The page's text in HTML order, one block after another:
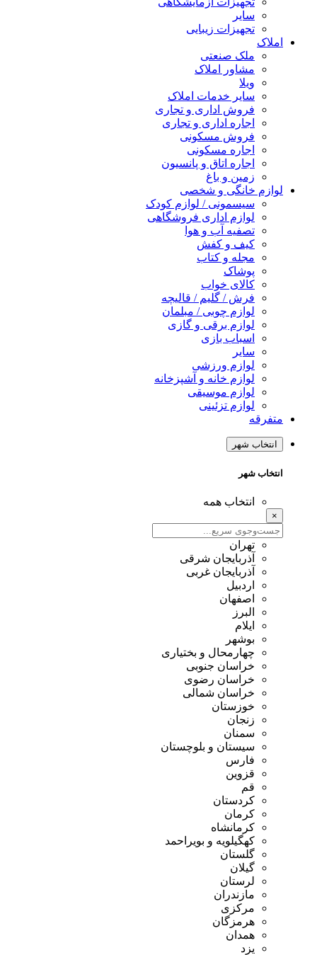
سایر
تجهیزات زیبایی
املاک
ملک صنعتی
مشاور املاک
ویلا
سایر خدمات املاک
فروش اداری و تجاری
اجاره اداری و تجاری
فروش مسکونی
اجاره مسکونی
اجاره اتاق و پانسیون
زمین و باغ
لوازم خانگی و شخصی
سیسمونی / لوازم کودک
لوازم اداری فروشگاهی
تصفیه آب و هوا
کیف و کفش
مجله و کتاب
پوشاک
کالای خواب
فرش / گلیم / قالیچه
لوازم چوبی / مبلمان
لوازم برقی و گازی
اسباب بازی
سایر
لوازم ورزشی
لوازم خانه و آشپزخانه
لوازم موسیقی
لوازم تزئینی
متفرقه
انتخاب شهر
انتخاب شهر
انتخاب همه
×
تهران
آذربایجان شرقی
آذربایجان غربی
اردبیل
اصفهان
البرز
ایلام
بوشهر
چهارمحال و بختیاری
خراسان جنوبی
خراسان رضوی
خراسان شمالی
خوزستان
زنجان
سمنان
سیستان و بلوچستان
فارس
قزوین
قم
کردستان
کرمان
کرمانشاه
کهگیلویه و بویراحمد
گلستان
گیلان
لرستان
مازندران
مرکزی
هرمزگان
همدان
یزد